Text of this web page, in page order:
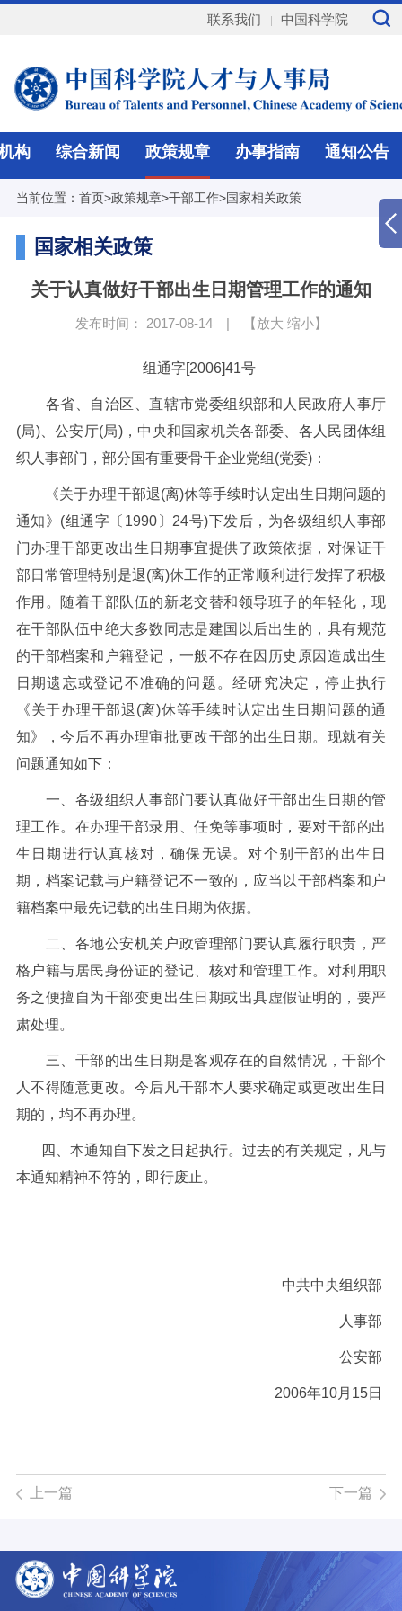
联系我们 中国科学院
构 综合新闻 政策规章 办事指南 通知公告
当前位置： 首页>政策规章>干部工作>国家相关政策
国家相关政策
关于认真做好干部出生日期管理工作的通知
发布时间： 2017-08-14 | 【放大 缩小】
组通字[2006]41号
各省、自治区、直辖市党委组织部和人民政府人事厅
(局)、公安厅(局)，中央和国家机关各部委、各人民团体组
织人事部门，部分国有重要骨干企业党组 (党委)：
《关于办理干部退(离)休等手续时认定出生日期问题的
通知》 (组通字〔 1990 〕 24号)下发后，为各级组织人事部
门办理干部更改出生日期事宜提供了政策依据，对保证干
部日常管理特别是退(离)休工作的正常顺利进行发挥了积极
作用。随着干部队伍的新老交替和领导班子的年轻化，现
在干部队伍中绝大多数同志是建国以后出生的，具有规范
的干部档案和户籍登记，一般不存在因历史原因造成出生
日期遗忘或登记不准确的问题。经研究决定，停止执行
《关于办理干部退 (离)休等手续时认定出生日期问题的通
知》，今后不再办理审批更改干部的出生日期。现就有关
问题通知如下：
一、各级组织人事部门要认真做好干部出生日期的管
理工作。在办理干部录用、任免等事项时，要对干部的出
生日期进行认真核对，确保无误。对个别干部的出生日
期，档案记载与户籍登记不一致的，应当以干部档案和户
籍档案中最先记载的出生日期为依据。
二、各地公安机关户政管理部门要认真履行职责，严
格户籍与居民身份证的登记、核对和管理工作。对利用职
务之便擅自为干部变更出生日期或出具虚假证明的，要严
肃处理。
三、干部的出生日期是客观存在的自然情况，干部个
人不得随意更改。今后凡干部本人要求确定或更改出生日
期的，均不再办理。
四、本通知自下发之日起执行。过去的有关规定，凡与
本通知精神不符的，即行废止。
中共中央组织部
人事部
公安部
2006年10月15日
上一篇 下一篇